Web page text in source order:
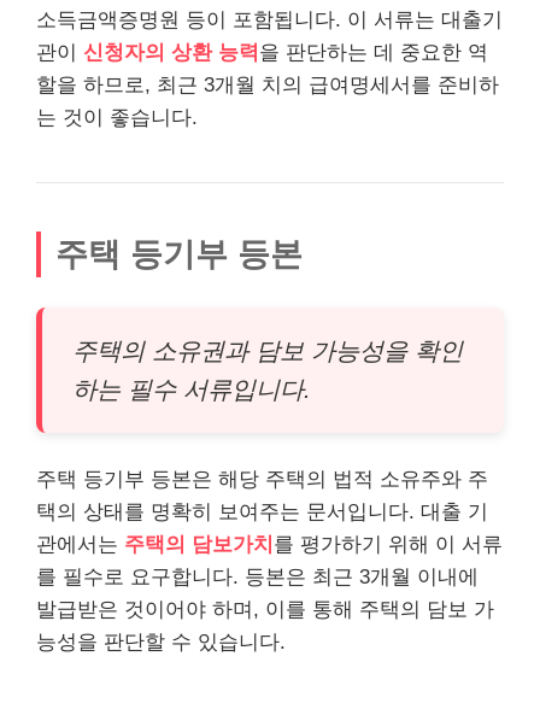
소득금액증명원 등이 포함됩니다. 이 서류는 대출기
관이 신청자의 상환 능력 을 판단하는 데 중요한 역
할을 하므로, 최근 3개월 치의 급여명세서를 준비하
는 것이 좋습니다.
주택 등기부 등본
주택의 소유권과 담보 가능성을 확인
하는 필수 서류입니다.
주택 등기부 등본은 해당 주택의 법적 소유주와 주
택의 상태를 명확히 보여주는 문서입니다. 대출 기
관에서는 주택의 담보가치 를 평가하기 위해 이 서류
를 필수로 요구합니다. 등본은 최근 3개월 이내에
발급받은 것이어야 하며, 이를 통해 주택의 담보 가
능성을 판단할 수 있습니다.